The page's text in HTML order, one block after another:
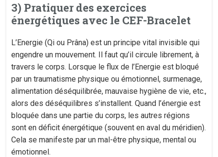
3) Pratiquer des exercices
énergétiques avec le CEF-Bracelet
L’Energie (Qi ou Prâna) est un principe vital invisible qui
engendre un mouvement. Il faut qu’il circule librement, à
travers le corps. Lorsque le flux de l’Energie est bloqué
par un traumatisme physique ou émotionnel, surmenage,
alimentation déséquilibrée, mauvaise hygiène de vie, etc.,
alors des déséquilibres s’installent. Quand l’énergie est
bloquée dans une partie du corps, les autres régions
sont en déficit énergétique (souvent en aval du méridien).
Cela se manifeste par un mal-être physique, mental ou
émotionnel.